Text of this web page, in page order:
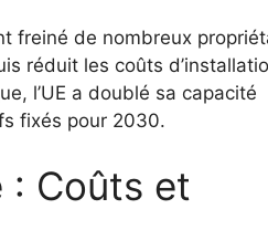
freiné de nombreux
réduit les coûts
l’UE a doublé sa capacité
fixés pour 2030.
: Coûts et